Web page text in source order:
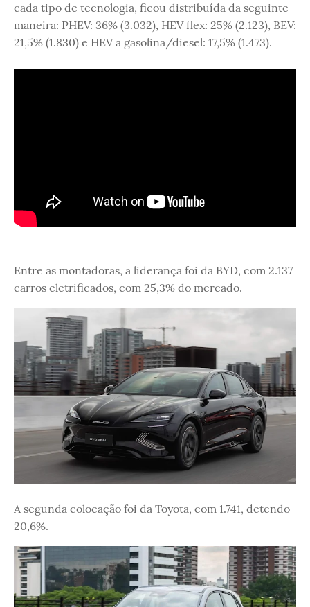
cada tipo de tecnologia, ficou distribuída da seguinte
maneira: PHEV: 36% (3.032), HEV flex: 25% (2.123), BEV:
21,5% (1.830) e HEV a gasolina/diesel: 17,5% (1.473).
Entre as montadoras, a liderança foi da BYD, com 2.137
carros eletrificados, com 25,3% do mercado.
A segunda colocação foi da Toyota, com 1.741, detendo
20,6%.